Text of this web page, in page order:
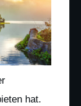
hat.